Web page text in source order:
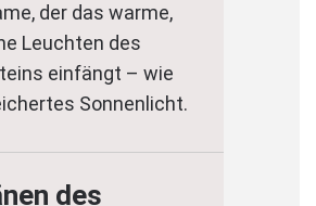
der das warme,
Leuchten des
einfängt – wie
Sonnenlicht.
des